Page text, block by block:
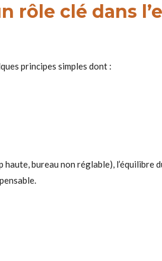
rôle clé dans
principes simples dont :
bureau non réglable), l’équilibre